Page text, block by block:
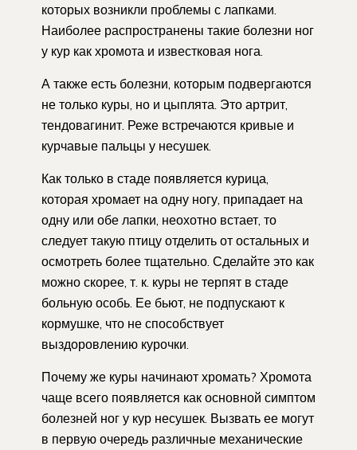
которых возникли проблемы с лапками.
Наиболее распространены такие болезни ног
у кур как хромота и известковая нога.
А также есть болезни, которым подвергаются
не только куры, но и цыплята. Это артрит,
тендовагинит. Реже встречаются кривые и
курчавые пальцы у несушек.
Как только в стаде появляется курица,
которая хромает на одну ногу, припадает на
одну или обе лапки, неохотно встает, то
следует такую птицу отделить от остальных и
осмотреть более тщательно. Сделайте это как
можно скорее, т. к. куры не терпят в стаде
больную особь. Ее бьют, не подпускают к
кормушке, что не способствует
выздоровлению курочки.
Почему же куры начинают хромать? Хромота
чаще всего появляется как основной симптом
болезней ног у кур несушек. Вызвать ее могут
в первую очередь различные механические